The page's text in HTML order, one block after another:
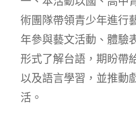
術團隊帶領青少年進行
年參與藝文活動、體驗
形式了解台語，期盼帶
以及語言學習，並推動
活。